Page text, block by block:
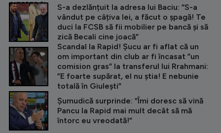
CITEȘTE ȘI
S-a dezlănțuit la adresa lui Baciu: ”S-a
vândut pe câțiva lei, a făcut o șpagă! Te
duci la FCSB să fii mobilier pe bancă și să
zică Becali cine joacă”
Scandal la Rapid! Șucu ar fi aflat că un
om important din club ar fi încasat ”un
comision gras” la transferul lui Rrahmani:
”E foarte supărat, el nu știa! E nebunie
totală în Giulești”
Șumudică surprinde: ”Îmi doresc să vină
Pancu la Rapid mai mult decât să mă
întorc eu vreodată!”